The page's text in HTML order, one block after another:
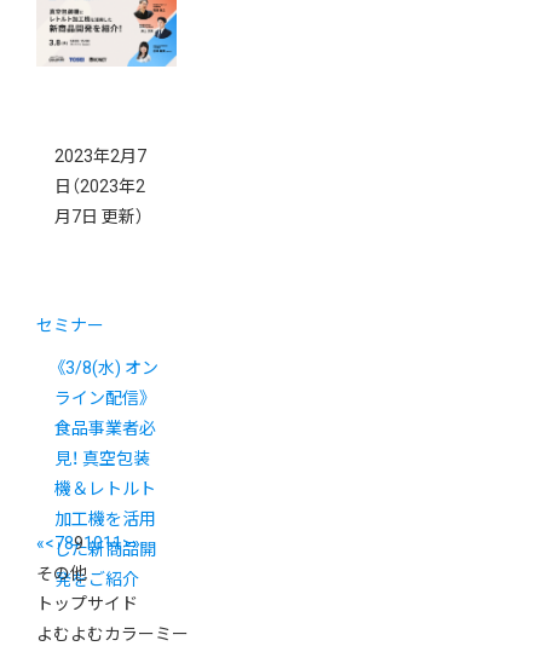
ーのご案内
2023年2月7
日 （2023年2
月7日 更新）
セミナー
《3/8(水) オン
ライン配信》
食品事業者必
見！ 真空包装
機＆レトルト
加工機を活用
した新商品開
発をご紹介
«<7891011>»
その他
トップサイド
よむよむカラーミー